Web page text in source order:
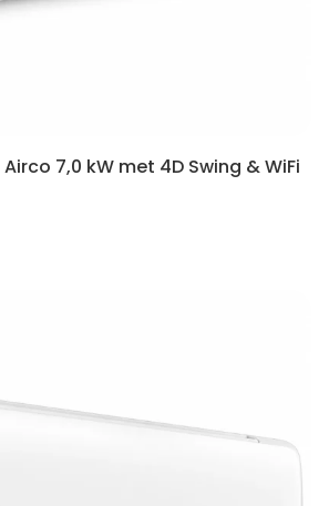
7,0 kW met 4D Swing & WiFi